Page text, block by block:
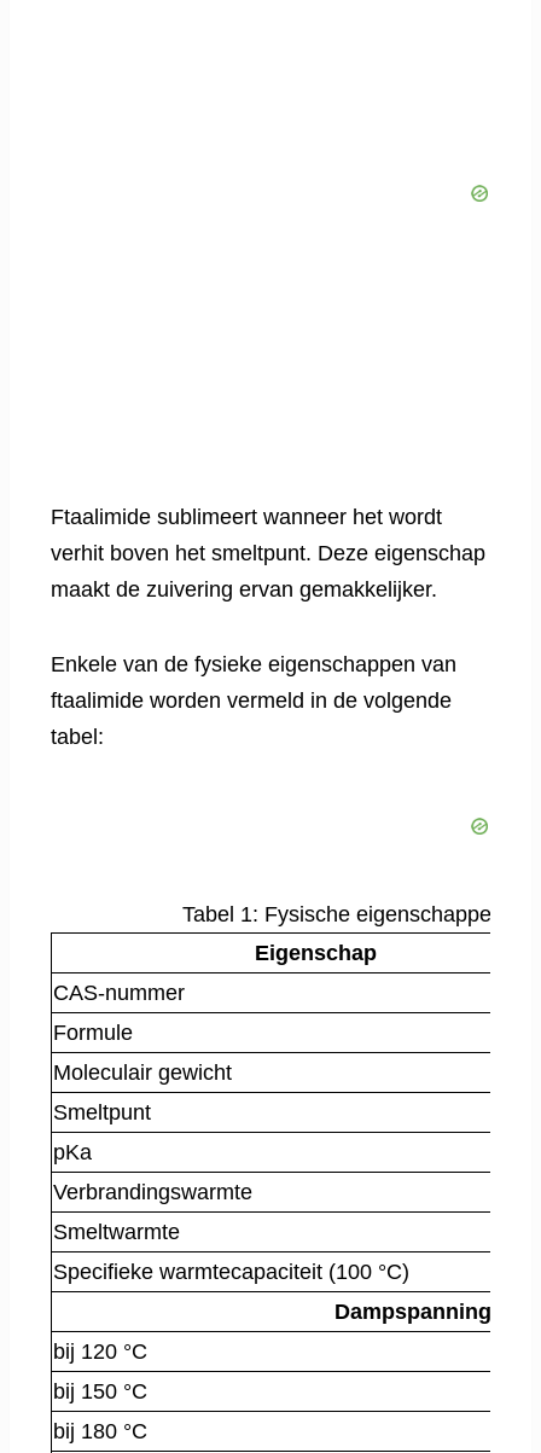
Ftaalimide sublimeert wanneer het wordt
verhit boven het smeltpunt. Deze eigenschap
maakt de zuivering ervan gemakkelijker.
Enkele van de fysieke eigenschappen van
ftaalimide worden vermeld in de volgende
tabel:
Tabel 1: Fysische eigenschappen
Eigenschap
CAS-nummer
Formule
Moleculair gewicht
Smeltpunt
pKa
Verbrandingswarmte
Smeltwarmte
Specifieke warmtecapaciteit (100 °C)
Dampspanning
bij 120 °C
bij 150 °C
bij 180 °C